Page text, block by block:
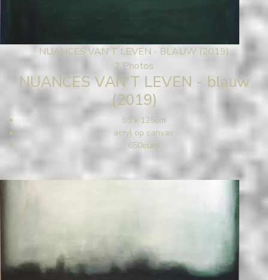
NUANCES VAN'T LEVEN - BLAUW (2019)
2 Photos
NUANCES VAN'T LEVEN - blauw
(2019)
93 x 125cm
acryl op canvas
650euro